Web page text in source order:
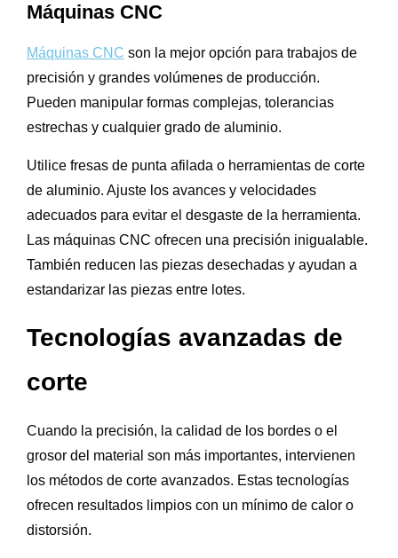
Máquinas CNC
Máquinas CNC son la mejor opción para trabajos de
precisión y grandes volúmenes de producción.
Pueden manipular formas complejas, tolerancias
estrechas y cualquier grado de aluminio.
Utilice fresas de punta afilada o herramientas de corte
de aluminio. Ajuste los avances y velocidades
adecuados para evitar el desgaste de la herramienta.
Las máquinas CNC ofrecen una precisión inigualable.
También reducen las piezas desechadas y ayudan a
estandarizar las piezas entre lotes.
Tecnologías avanzadas de
corte
Cuando la precisión, la calidad de los bordes o el
grosor del material son más importantes, intervienen
los métodos de corte avanzados. Estas tecnologías
ofrecen resultados limpios con un mínimo de calor o
distorsión.